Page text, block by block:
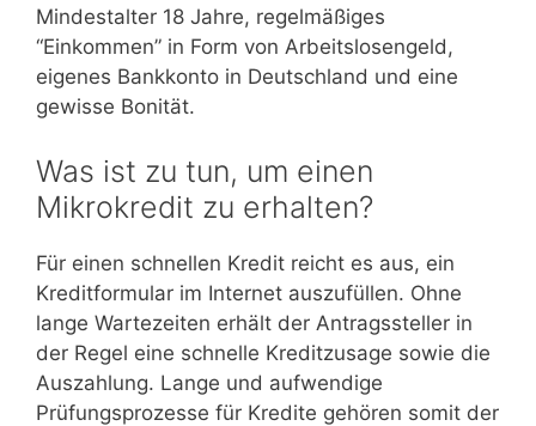
Mindestalter 18 Jahre, regelmäßiges
“Einkommen” in Form von Arbeitslosengeld,
eigenes Bankkonto in Deutschland und eine
gewisse Bonität.
Was ist zu tun, um einen
Mikrokredit zu erhalten?
Für einen schnellen Kredit reicht es aus, ein
Kreditformular im Internet auszufüllen. Ohne
lange Wartezeiten erhält der Antragssteller in
der Regel eine schnelle Kreditzusage sowie die
Auszahlung. Lange und aufwendige
Prüfungsprozesse für Kredite gehören somit der